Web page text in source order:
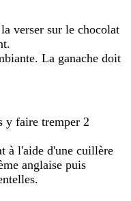
verser sur le chocolat
La ganache doit
y faire tremper 2
à l'aide d'une cuillère
anglaise puis